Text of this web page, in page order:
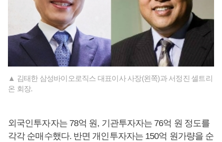
▲ 김태한 삼성바이오로직스 대표이사 사장(왼쪽)과 서정진 셀트리
온 회장.
외국인투자자는 78억 원, 기관투자자는 76억 원 정도를
각각 순매수했다. 반면 개인투자자는 150억 원가량을 순